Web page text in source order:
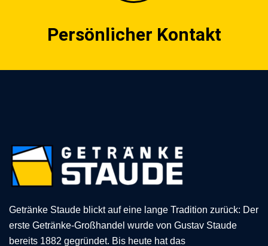
Persönlicher Kontakt
Getränke Staude blickt auf eine lange Tradition zurück: Der
erste Getränke-Großhandel wurde von Gustav Staude
bereits 1882 gegründet. Bis heute hat das